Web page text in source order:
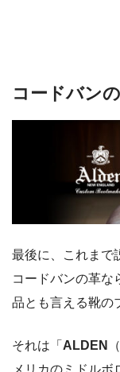
コードバン
最後に、これまで
コードバンの革な
品とも言える靴の
それは「 ALDEN
メリカのミドル